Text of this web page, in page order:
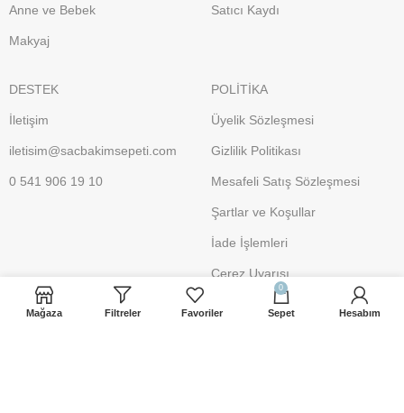
Anne ve Bebek
Makyaj
Satıcı Kaydı
DESTEK
İletişim
iletisim@sacbakimsepeti.com
0 541 906 19 10
POLİTİKA
Üyelik Sözleşmesi
Gizlilik Politikası
Mesafeli Satış Sözleşmesi
Şartlar ve Koşullar
İade İşlemleri
Çerez Uyarısı
Mağaza Filtreler Favoriler
0
Sepet Hesabım